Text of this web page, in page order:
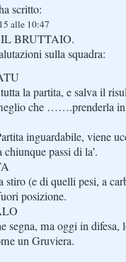
scritto:
alle 10:47
IL BRUTTAIO.
sulla squadra:
la partita, e salva il
che …….prenderla
inguardabile, viene
passi di la’.
stiro (e di quelli pesi, a
posizione.
segna, ma oggi in difesa,
un Gruviera.